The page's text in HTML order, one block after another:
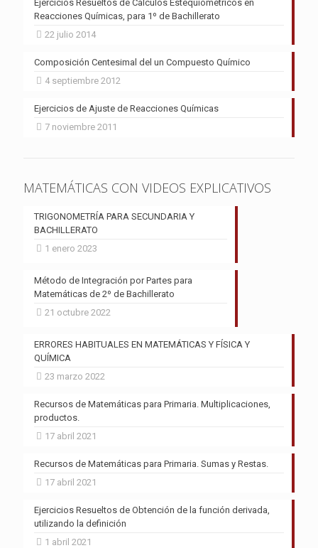
Ejercicios Resueltos de Cálculos Estequiométricos en
Reacciones Químicas, para 1º de Bachillerato
22 julio 2014
Composición Centesimal del un Compuesto Químico
4 septiembre 2012
Ejercicios de Ajuste de Reacciones Químicas
7 noviembre 2011
MATEMÁTICAS CON VIDEOS EXPLICATIVOS
TRIGONOMETRÍA PARA SECUNDARIA Y
BACHILLERATO
1 enero 2023
Método de Integración por Partes para
Matemáticas de 2º de Bachillerato
21 octubre 2022
ERRORES HABITUALES EN MATEMÁTICAS Y FÍSICA Y
QUÍMICA
23 marzo 2022
Recursos de Matemáticas para Primaria. Multiplicaciones,
productos.
17 abril 2021
Recursos de Matemáticas para Primaria. Sumas y Restas.
17 abril 2021
Ejercicios Resueltos de Obtención de la función derivada,
utilizando la definición
1 abril 2021